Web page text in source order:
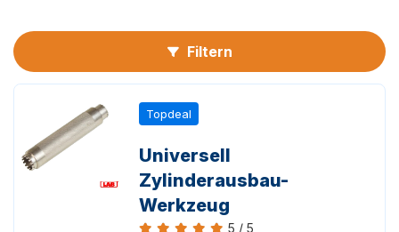
Filtern
Topdeal
Universell
Zylinderausbau-
Werkzeug
5 / 5